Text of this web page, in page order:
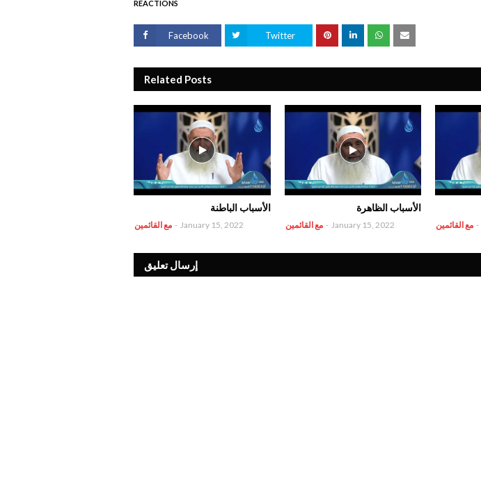
REACTIONS
Facebook Twitter
Related Posts
الأسباب الباطنة
مع القائمين - January 15, 2022
الأسباب الظاهرة
مع القائمين - January 15, 2022 مع القائمين -
إرسال تعليق